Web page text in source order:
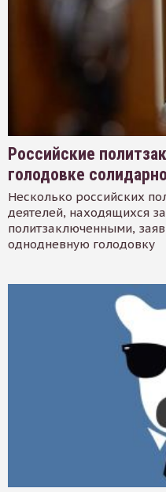
Российские
голодовке
Несколько российских
деятелей, находящихся
политзаключенными,
однодневную голодовку